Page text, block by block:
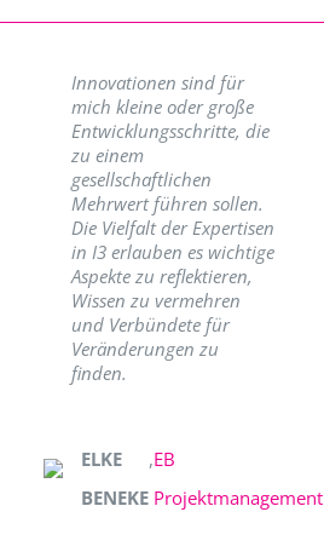
Innovationen sind für
mich kleine oder große
Entwicklungsschritte, die
zu einem
gesellschaftlichen
Mehrwert führen sollen.
Die Vielfalt der Expertisen
in I3 erlauben es wichtige
Aspekte zu reflektieren,
Wissen zu vermehren
und Verbündete für
Veränderungen zu
finden.
ELKE
BENEKE
,EB
Projektmanagement